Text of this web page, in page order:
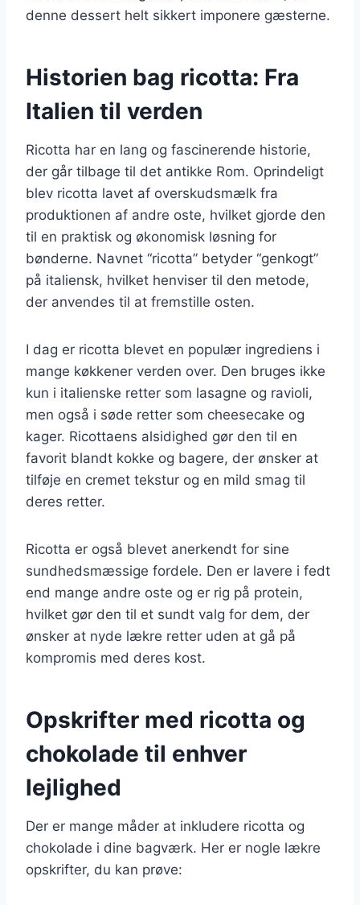
denne dessert helt sikkert imponere gæsterne.
Historien bag ricotta: Fra
Italien til verden
Ricotta har en lang og fascinerende historie,
der går tilbage til det antikke Rom. Oprindeligt
blev ricotta lavet af overskudsmælk fra
produktionen af andre oste, hvilket gjorde den
til en praktisk og økonomisk løsning for
bønderne. Navnet “ricotta” betyder “genkogt”
på italiensk, hvilket henviser til den metode,
der anvendes til at fremstille osten.
I dag er ricotta blevet en populær ingrediens i
mange køkkener verden over. Den bruges ikke
kun i italienske retter som lasagne og ravioli,
men også i søde retter som cheesecake og
kager. Ricottaens alsidighed gør den til en
favorit blandt kokke og bagere, der ønsker at
tilføje en cremet tekstur og en mild smag til
deres retter.
Ricotta er også blevet anerkendt for sine
sundhedsmæssige fordele. Den er lavere i fedt
end mange andre oste og er rig på protein,
hvilket gør den til et sundt valg for dem, der
ønsker at nyde lækre retter uden at gå på
kompromis med deres kost.
Opskrifter med ricotta og
chokolade til enhver
lejlighed
Der er mange måder at inkludere ricotta og
chokolade i dine bagværk. Her er nogle lækre
opskrifter, du kan prøve: